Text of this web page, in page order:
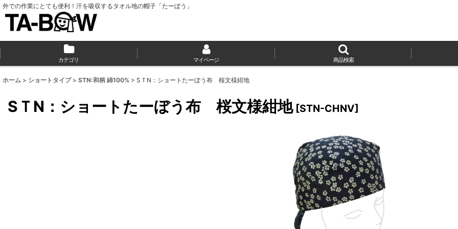
外での作業にとても便利！汗を吸収するタオル地の帽子「たーぼう」
カテゴリ マイページ 商品検索
ホーム > ショートタイプ > STN:和柄 綿100% > SＴN：ショートたーぼう布 桜文様紺地
SＴN：ショートたーぼう布 桜文様紺地 [STN-CHNV]